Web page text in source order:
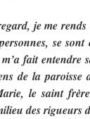
je me
se
fait
de la
le saint
des rigueurs